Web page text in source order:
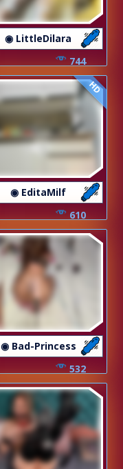
◉ LittleDilara
744
HD
◉ EditaMilf
610
◉ Bad-Princess
532